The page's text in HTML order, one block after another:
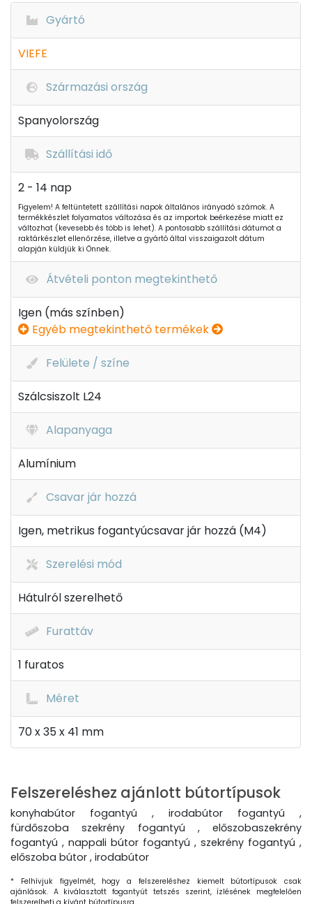
Gyártó
VIEFE
Származási ország
Spanyolország
Szállítási idő
2 - 14 nap
Figyelem! A feltüntetett szállítási napok általános irányadó számok. A
termékkészlet folyamatos változása és az importok beérkezése miatt ez
változhat (kevesebb és több is lehet). A pontosabb szállítási dátumot a
raktárkészlet ellenőrzése, illetve a gyártó által visszaigazolt dátum
alapján küldjük ki Önnek.
Átvételi ponton megtekinthető
Igen (más színben)
Egyéb megtekinthető termékek
Felülete / színe
Szálcsiszolt L24
Alapanyaga
Alumínium
Csavar jár hozzá
Igen, metrikus fogantyúcsavar jár hozzá (M4)
Szerelési mód
Hátulról szerelhető
Furattáv
1 furatos
Méret
70 x 35 x 41 mm
Felszereléshez ajánlott bútortípusok
konyhabútor fogantyú , irodabútor fogantyú ,
fürdőszoba szekrény fogantyú , előszobaszekrény
fogantyú , nappali bútor fogantyú , szekrény fogantyú ,
előszoba bútor , irodabútor
* Felhívjuk figyelmét, hogy a felszereléshez kiemelt bútortípusok csak
ajánlások. A kiválasztott fogantyút tetszés szerint, ízlésének megfelelően